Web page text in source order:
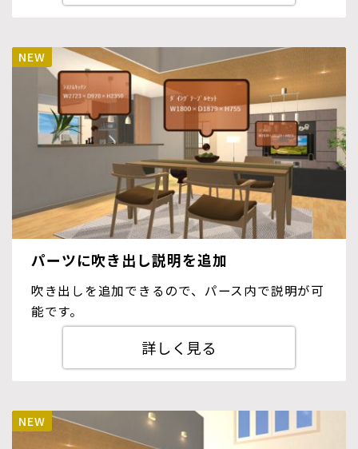
パーツに吹き出し説明を追加
吹き出しを追加できるので、パース内で説明が可
能です。
詳しく見る